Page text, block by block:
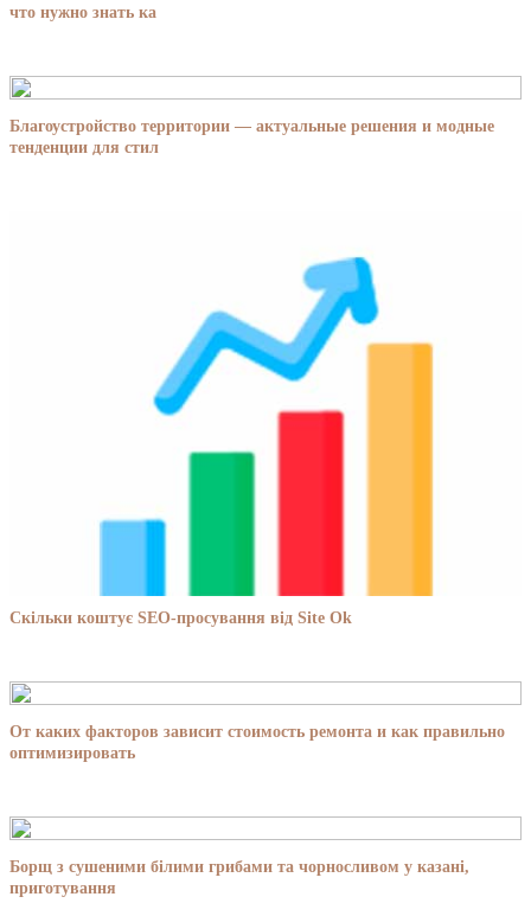
что нужно знать ка
Благоустройство территории — актуальные решения и модные
тенденции для стил
Скільки коштує SEO-просування від Site Ok
От каких факторов зависит стоимость ремонта и как правильно
оптимизировать
Борщ з сушеними білими грибами та чорносливом у казані,
приготування